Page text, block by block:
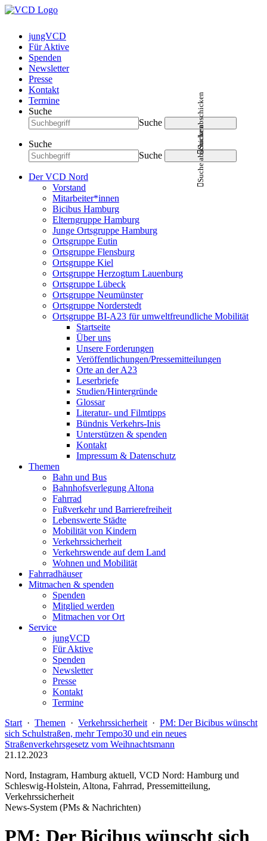
jungVCD
Für Aktive
Spenden
Newsletter
Presse
Kontakt
Termine
Suche
Suche
Suche abschicken
Suche
Suche
Suche abschicken
Der VCD Nord
Vorstand
Mitarbeiter*innen
Bicibus Hamburg
Elterngruppe Hamburg
Junge Ortsgruppe Hamburg
Ortsgruppe Eutin
Ortsgruppe Flensburg
Ortsgruppe Kiel
Ortsgruppe Herzogtum Lauenburg
Ortsgruppe Lübeck
Ortsgruppe Neumünster
Ortsgruppe Norderstedt
Ortsgruppe BI-A23 für umweltfreundliche Mobilität
Startseite
Über uns
Unsere Forderungen
Veröffentlichungen/Pressemitteilungen
Orte an der A23
Leserbriefe
Studien/Hintergründe
Glossar
Literatur- und Filmtipps
Bündnis Verkehrs-Inis
Unterstützen & spenden
Kontakt
Impressum & Datenschutz
Themen
Bahn und Bus
Bahnhofsverlegung Altona
Fahrrad
Fußverkehr und Barrierefreiheit
Lebenswerte Städte
Mobilität von Kindern
Verkehrssicherheit
Verkehrswende auf dem Land
Wohnen und Mobilität
Fahrradhäuser
Mitmachen & spenden
Spenden
Mitglied werden
Mitmachen vor Ort
Service
jungVCD
Für Aktive
Spenden
Newsletter
Presse
Kontakt
Termine
Start · Themen · Verkehrssicherheit · PM: Der Bicibus wünscht
sich Schulstraßen, mehr Tempo30 und ein neues
Straßenverkehrsgesetz vom Weihnachtsmann
21.12.2023
Nord, Instagram, Hamburg aktuell, VCD Nord: Hamburg und
Schleswig-Holstein, Altona, Fahrrad, Pressemitteilung,
Verkehrssicherheit
News-System (PMs & Nachrichten)
PM: Der Bicibus wünscht sich